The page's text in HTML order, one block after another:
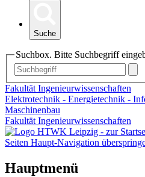
Suche
Suchbox. Bitte Suchbegriff
Fakultät Ingenieurwissenschaften
Elektrotechnik - Energietechnik -
Maschinenbau
Fakultät Ingenieurwissenschaften
Seiten Haupt-Navigation
Hauptmenü